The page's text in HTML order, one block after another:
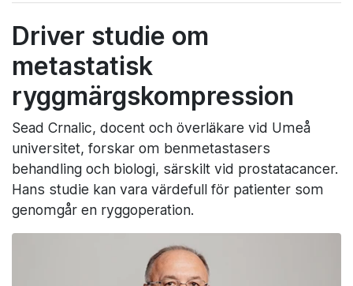
Driver studie om
metastatisk
ryggmärgskompression
Sead Crnalic, docent och överläkare vid Umeå
universitet, forskar om benmetastasers
behandling och biologi, särskilt vid prostatacancer.
Hans studie kan vara värdefull för patienter som
genomgår en ryggoperation.